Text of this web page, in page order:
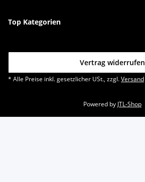
Top Kategorien
Vertrag widerrufen
* Alle Preise inkl. gesetzlicher USt., zzgl.Versand
Powered by JTL-Shop